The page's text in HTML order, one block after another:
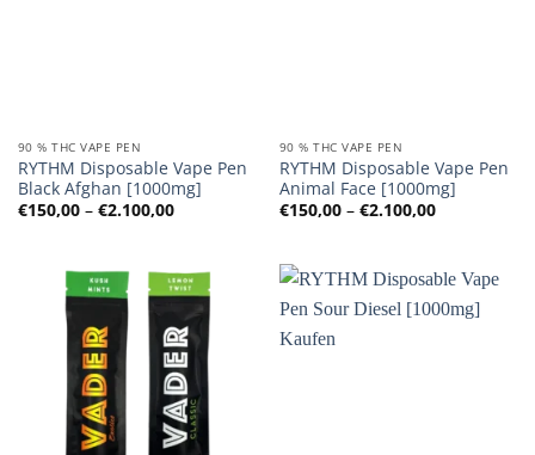
90 % THC VAPE PEN
RYTHM Disposable Vape Pen
Black Afghan [1000mg]
€150,00 – €2.100,00Preisspanne:
€150,00
90 % THC VAPE PEN
RYTHM Disposable Vape Pen
Animal Face [1000mg]
€150,00 – €2.100,00
€150,00